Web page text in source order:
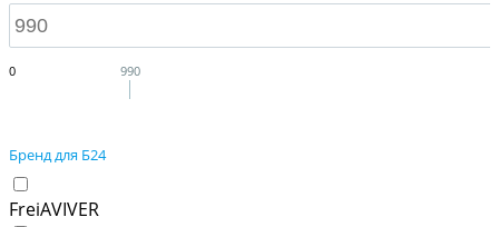
90 990
Бренд для Б24
FreiAVIVER